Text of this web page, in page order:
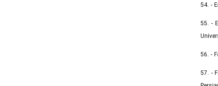
54. -
55. -
56. -
57. -